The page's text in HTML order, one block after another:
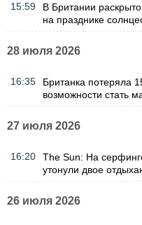
15:59
В Британии
на празднике
28 июля 2026
16:35
Британка потеряла
возможности стать
27 июля 2026
16:20
The Sun: На
утонули двое
26 июля 2026